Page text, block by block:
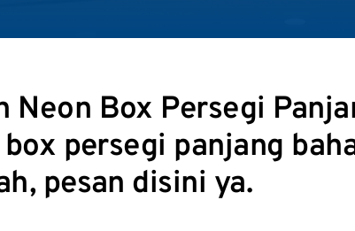
Neon Box Persegi
persegi panjang
pesan disini ya.